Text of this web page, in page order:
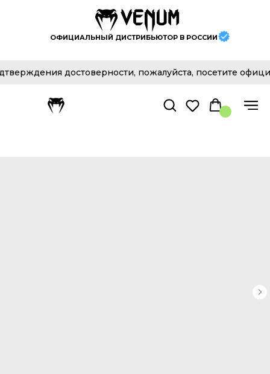
ОФИЦИАЛЬНЫЙ ДИСТРИБЬЮТОР В РОССИИ
достоверности, пожалуйста, посетите